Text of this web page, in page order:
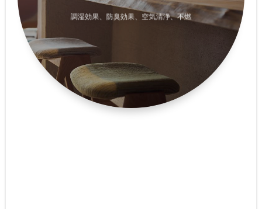
調湿効果、防臭効果、空気清浄、不燃
エネルギーを消費する機器に頼らずに
室内の空気を浄化し、